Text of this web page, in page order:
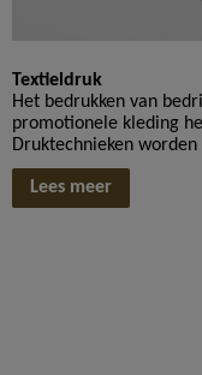
Textieldruk
Het bedrukken van
promotionele kleding
Druktechnieken
Lees meer